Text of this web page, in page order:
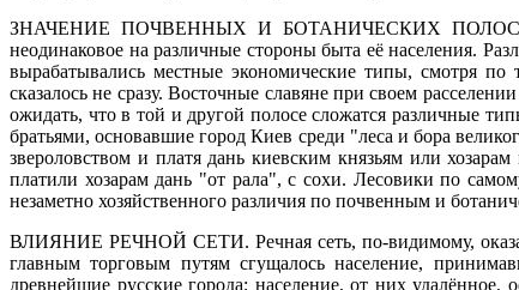
ЗНАЧЕНИЕ ПОЧВЕННЫХ И БОТАНИЧЕСКИХ
неодинаковое на различные стороны быта её населения.
вырабатывались местные экономические типы, смотря по
сказалось не сразу. Восточные славяне при своем
ожидать, что в той и другой полосе сложатся различные
братьями, основавшие город Киев среди "леса и бора
звероловством и платя дань киевским князьям или
платили хозарам дань "от рала", с сохи. Лесовики по
незаметно хозяйственного различия по почвенным и
ВЛИЯНИЕ РЕЧНОЙ СЕТИ. Речная сеть, по-видимому,
главным торговым путям сгущалось население,
древнейшие русские города; население, от них